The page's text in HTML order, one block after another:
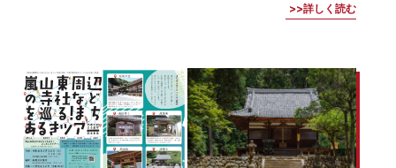
詳しく読む